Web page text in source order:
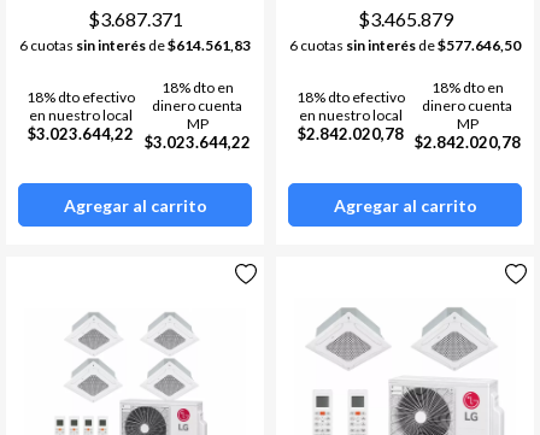
$3.687.371
6 cuotas sin interés de$614.561,83
18% dto efectivo
en nuestro local
$3.023.644,22
18% dto en
dinero cuenta
MP
$3.023.644,22
Agregar al carrito
$3.465.879
6 cuotas sin interés de$577.646,50
18% dto efectivo
en nuestro local
$2.842.020,78
18% dto en
dinero cuenta
MP
$2.842.020,78
Agregar al carrito